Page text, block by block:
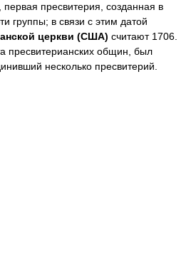
пресвитерия, созданная в
группы; в связи с этим датой
церкви (США) считают 1706.
пресвитерианских общин, был
несколько пресвитерий.